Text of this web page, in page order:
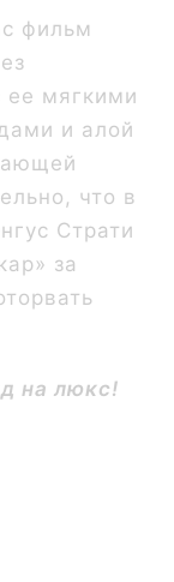
фильм
ее мягкими
и алой
что в
Страти
за
на люкс!